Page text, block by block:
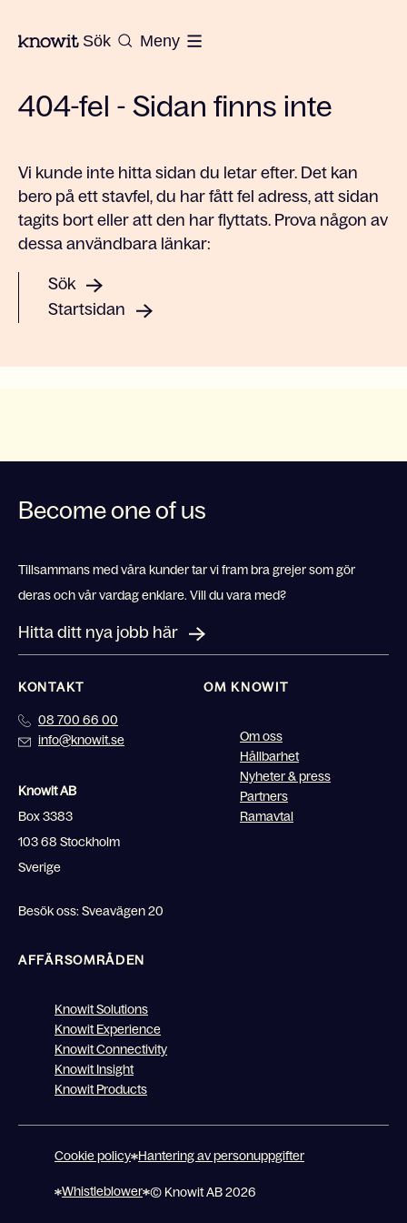
Till startsidan på Knowit
Sök Meny
404-fel - Sidan finns inte
Vi kunde inte hitta sidan du letar efter. Det kan
bero på ett stavfel, du har fått fel adress, att sidan
tagits bort eller att den har flyttats. Prova någon av
dessa användbara länkar:
Sök
Startsidan
Become one of us
Tillsammans med våra kunder tar vi fram bra grejer som gör
deras och vår vardag enklare. Vill du vara med?
Hitta ditt nya jobb här
KONTAKT
08 700 66 00
info@knowit.se
Knowit AB
Box 3383
103 68 Stockholm
Sverige
Besök oss: Sveavägen 20
OM KNOWIT
Om oss
Hållbarhet
Nyheter & press
Partners
Ramavtal
AFFÄRSOMRÅDEN
Knowit Solutions
Knowit Experience
Knowit Connectivity
Knowit Insight
Knowit Products
Cookie policy Hantering av personuppgifter
Whistleblower © Knowit AB 2026